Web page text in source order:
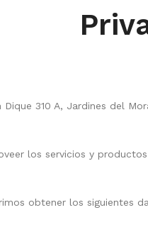
310 A, Jardines del
los servicios y
obtener los siguientes